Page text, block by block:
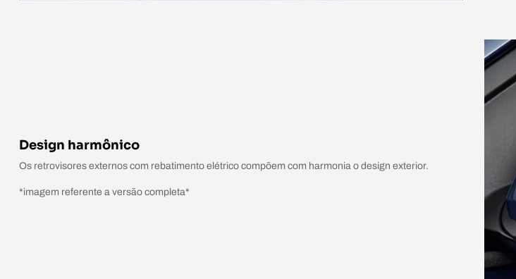
Design harmônico
Os retrovisores externos com rebatimento elétrico compõem com harmonia o design exterior.
*imagem referente a versão completa*